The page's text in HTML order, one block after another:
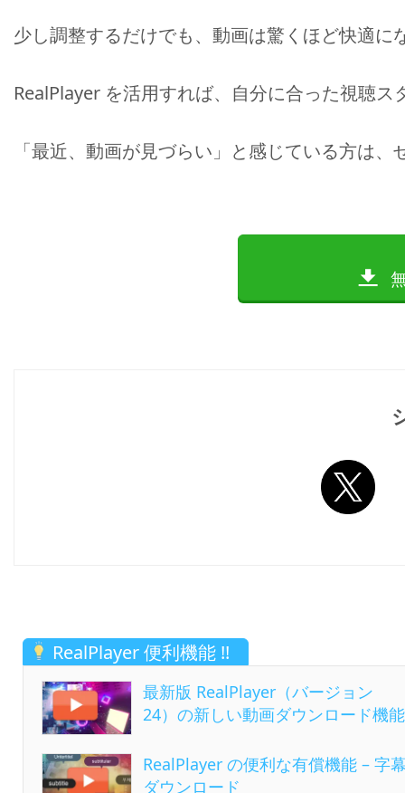
少し調整するだけでも、動画は驚くほど快適に
RealPlayer を活用すれば、自分に合った視聴
「最近、動画が見づらい」と感じている方は
RealPlayer 便利機能 !!
最新版 RealPlayer（バージョン
24）の新しい動画ダウンロード機能
RealPlayer の便利な有償機能 – 字
ダウンロード